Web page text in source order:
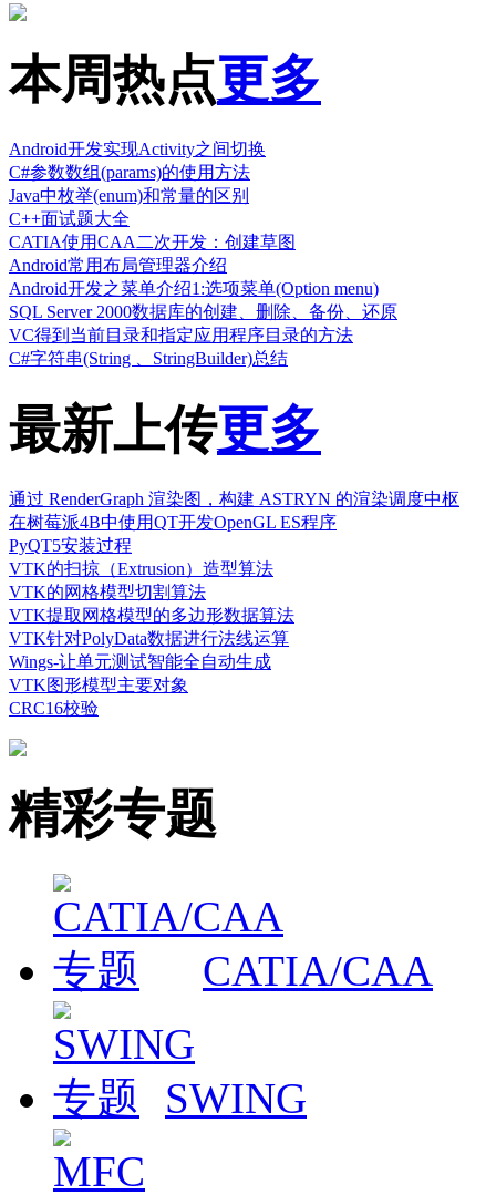
本周热点更多
Android开发实现Activity之间切换
C#参数数组(params)的使用方法
Java中枚举(enum)和常量的区别
C++面试题大全
CATIA使用CAA二次开发：创建草图
Android常用布局管理器介绍
Android开发之菜单介绍1:选项菜单(Option menu)
SQL Server 2000数据库的创建、删除、备份、还原
VC得到当前目录和指定应用程序目录的方法
C#字符串(String 、StringBuilder)总结
最新上传更多
通过 RenderGraph 渲染图，构建 ASTRYN 的渲染调度中枢
在树莓派4B中使用QT开发OpenGL ES程序
PyQT5安装过程
VTK的扫掠（Extrusion）造型算法
VTK的网格模型切割算法
VTK提取网格模型的多边形数据算法
VTK针对PolyData数据进行法线运算
Wings-让单元测试智能全自动生成
VTK图形模型主要对象
CRC16校验
精彩专题
CATIA/CAA
SWING